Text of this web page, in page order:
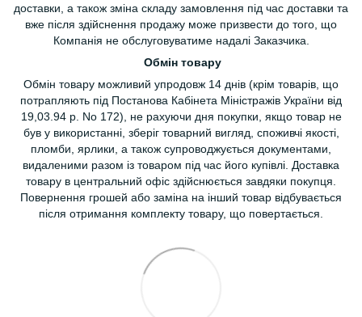
доставки, а також зміна складу замовлення під час доставки та
вже після здійснення продажу може призвести до того, що
Компанія не обслуговуватиме надалі Заказчика.
Обмін товару
Обмін товару можливий упродовж 14 днів (крім товарів, що
потрапляють під Постанова Кабінета Міністражів України від
19,03.94 р. No 172), не рахуючи дня покупки, якщо товар не
був у використанні, зберіг товарний вигляд, споживчі якості,
пломби, ярлики, а також супроводжується документами,
видаленими разом із товаром під час його купівлі. Доставка
товару в центральний офіс здійснюється завдяки покупця.
Повернення грошей або заміна на інший товар відбувається
після отримання комплекту товару, що повертається.